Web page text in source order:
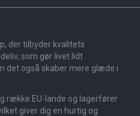
der tilbyder kvalitets
som gør livet lidt
det også skaber mere glæde i
række EU-lande og lagerfører
giver dig en hurtig og